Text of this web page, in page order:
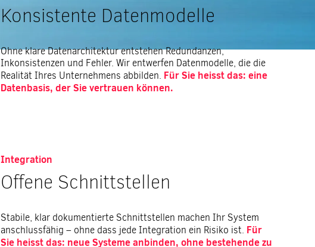
Konsistente Datenmodelle
Ohne klare Datenarchitektur entstehen Redundanzen,
Inkonsistenzen und Fehler. Wir entwerfen Datenmodelle, die die
Realität Ihres Unternehmens abbilden. Für Sie heisst das: eine
Datenbasis, der Sie vertrauen können.
Integration
Offene Schnittstellen
Stabile, klar dokumentierte Schnittstellen machen Ihr System
anschlussfähig – ohne dass jede Integration ein Risiko ist. Für
Sie heisst das: neue Systeme anbinden, ohne bestehende zu